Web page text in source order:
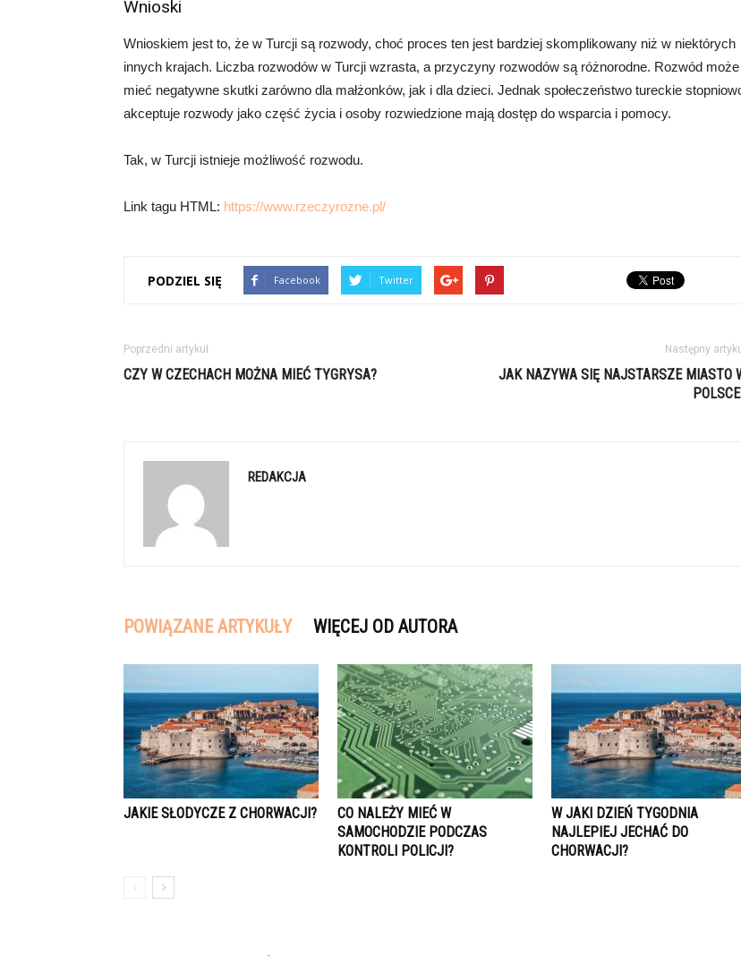
Wnioski
Wnioskiem jest to, że w Turcji są rozwody, choć proces ten jest bardziej skomplikowany niż w niektórych
innych krajach. Liczba rozwodów w Turcji wzrasta, a przyczyny rozwodów są różnorodne. Rozwód może
mieć negatywne skutki zarówno dla małżonków, jak i dla dzieci. Jednak społeczeństwo tureckie
akceptuje rozwody jako część życia i osoby rozwiedzione mają dostęp do wsparcia i pomocy.
Tak, w Turcji istnieje możliwość rozwodu.
Link tagu HTML: https://www.rzeczyrozne.pl/
PODZIEL SIĘ Facebook Twitter
Poprzedni artykuł
CZY W CZECHACH MOŻNA MIEĆ TYGRYSA?
Następny
JAK NAZYWA SIĘ NAJSTARSZE MIASTO
REDAKCJA
POWIĄZANE ARTYKUŁY WIĘCEJ OD AUTORA
JAKIE SŁODYCZE Z CHORWACJI?
CO NALEŻY MIEĆ W
SAMOCHODZIE PODCZAS
KONTROLI POLICJI?
W JAKI DZIEŃ TYGODNIA
NAJLEPIEJ JECHAĆ DO
CHORWACJI?